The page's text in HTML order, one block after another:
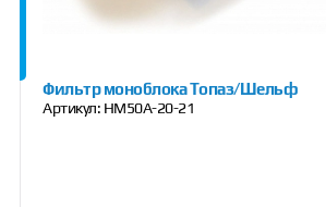
Фильтр моноблока Топаз/Шельф
Артикул: НМ50А-20-21